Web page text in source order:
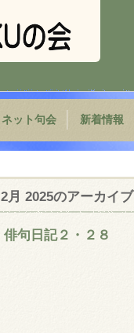
ネット句会 新着情報
2月 2025のアーカイブ
俳句日記２・２８